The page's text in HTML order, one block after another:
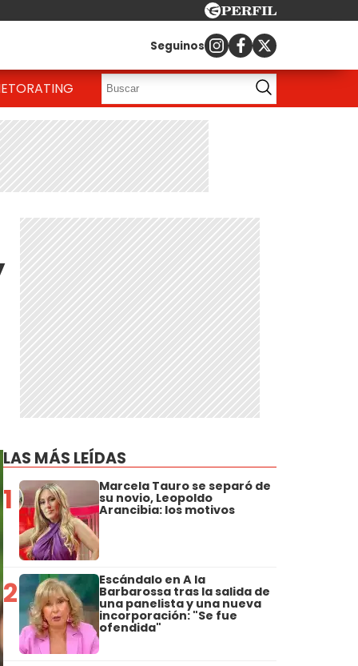
Seguinos
RATING
LAS MÁS LEÍDAS
1 Marcela Tauro se separó de
su novio, Leopoldo
Arancibia: los motivos
2 Escándalo en A la
Barbarossa tras la salida de
una panelista y una nueva
incorporación: "Se fue
ofendida"